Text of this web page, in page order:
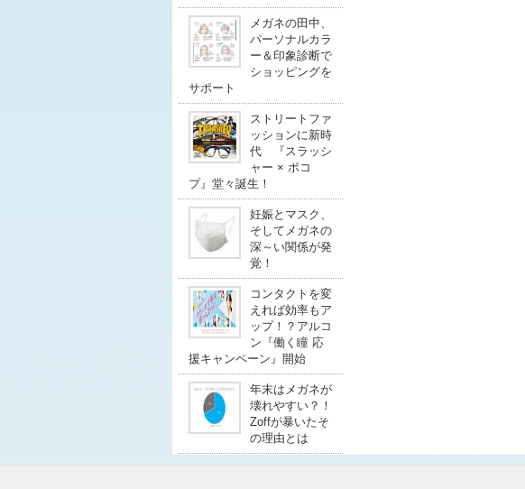
メガネの田中、
パーソナルカラ
ー＆印象診断で
ショッピングを
サポート
ストリートファ
ッションに新時
代 『スラッシ
ャー × ポコ
プ』堂々誕生！
妊娠とマスク、
そしてメガネの
深～い関係が発
覚！
コンタクトを変
えれば効率もア
ップ！？アルコ
ン『働く瞳 応
援キャンペーン』開始
年末はメガネが
壊れやすい？！
Zoffが暴いたそ
の理由とは